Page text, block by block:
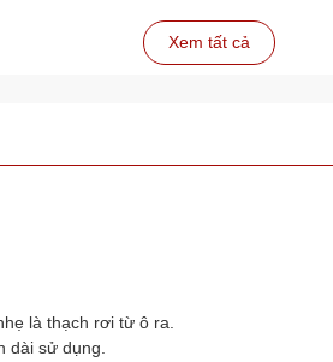
Xem tất cả
là thạch rơi từ ô ra.
dài sử dụng.